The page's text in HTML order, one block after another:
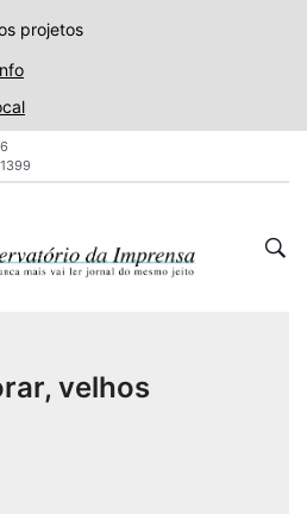
projetos
velhos